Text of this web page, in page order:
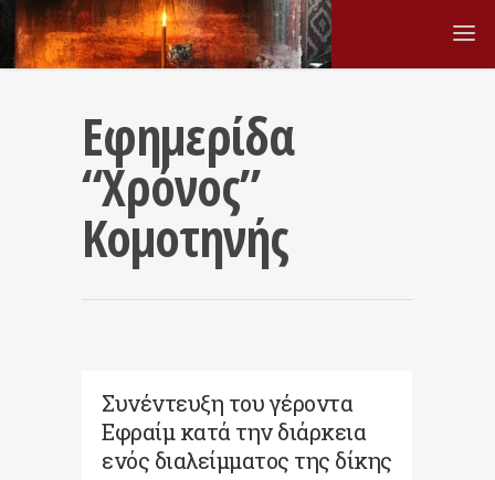
Εφημερίδα
“Χρόνος”
Κομοτηνής
Συνέντευξη του γέροντα
Εφραίμ κατά την διάρκεια
ενός διαλείμματος της δίκης